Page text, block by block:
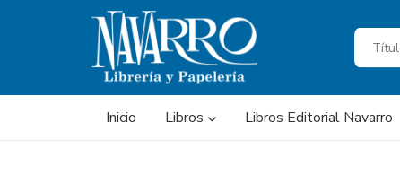
Inicio Libros Libros Editorial Navarro